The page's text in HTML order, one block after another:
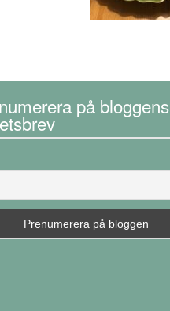
på bloggens